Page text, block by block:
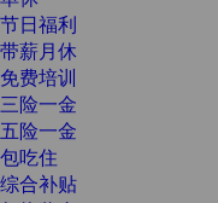
节日福利
带薪月休
免费培训
三险一金
五险一金
包吃住
综合补贴